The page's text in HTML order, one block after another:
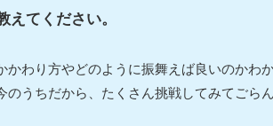
えてください。
かわり方やどのように振舞えば良いのかわ
のうちだから、たくさん挑戦してみてごら